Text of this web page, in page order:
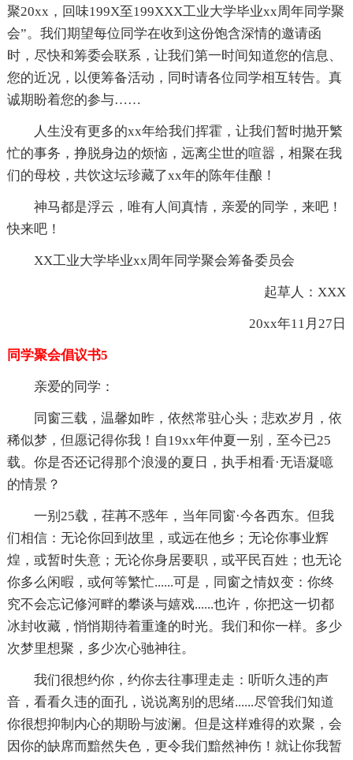
聚20xx，回味199X至199XXX工业大学毕业xx周年同学聚
会”。我们期望每位同学在收到这份饱含深情的邀请函
时，尽快和筹委会联系，让我们第一时间知道您的信息、
您的近况，以便筹备活动，同时请各位同学相互转告。真
诚期盼着您的参与……
人生没有更多的xx年给我们挥霍，让我们暂时抛开繁
忙的事务，挣脱身边的烦恼，远离尘世的喧嚣，相聚在我
们的母校，共饮这坛珍藏了xx年的陈年佳酿！
神马都是浮云，唯有人间真情，亲爱的同学，来吧！
快来吧！
XX工业大学毕业xx周年同学聚会筹备委员会
起草人：XXX
20xx年11月27日
同学聚会倡议书5
亲爱的同学：
同窗三载，温馨如昨，依然常驻心头；悲欢岁月，依
稀似梦，但愿记得你我！自19xx年仲夏一别，至今已25
载。你是否还记得那个浪漫的夏日，执手相看·无语凝噫
的情景？
一别25载，荏苒不惑年，当年同窗·今各西东。但我
们相信：无论你回到故里，或远在他乡；无论你事业辉
煌，或暂时失意；无论你身居要职，或平民百姓；也无论
你多么闲暇，或何等繁忙......可是，同窗之情奴变：你终
究不会忘记修河畔的攀谈与嬉戏......也许，你把这一切都
冰封收藏，悄悄期待着重逢的时光。我们和你一样。多少
次梦里想聚，多少次心驰神往。
我们很想约你，约你去往事理走走：听听久违的声
音，看看久违的面孔，说说离别的思绪......尽管我们知道
你很想抑制内心的期盼与波澜。但是这样难得的欢聚，会
因你的缺席而黯然失色，更令我们黯然神伤！就让你我暂